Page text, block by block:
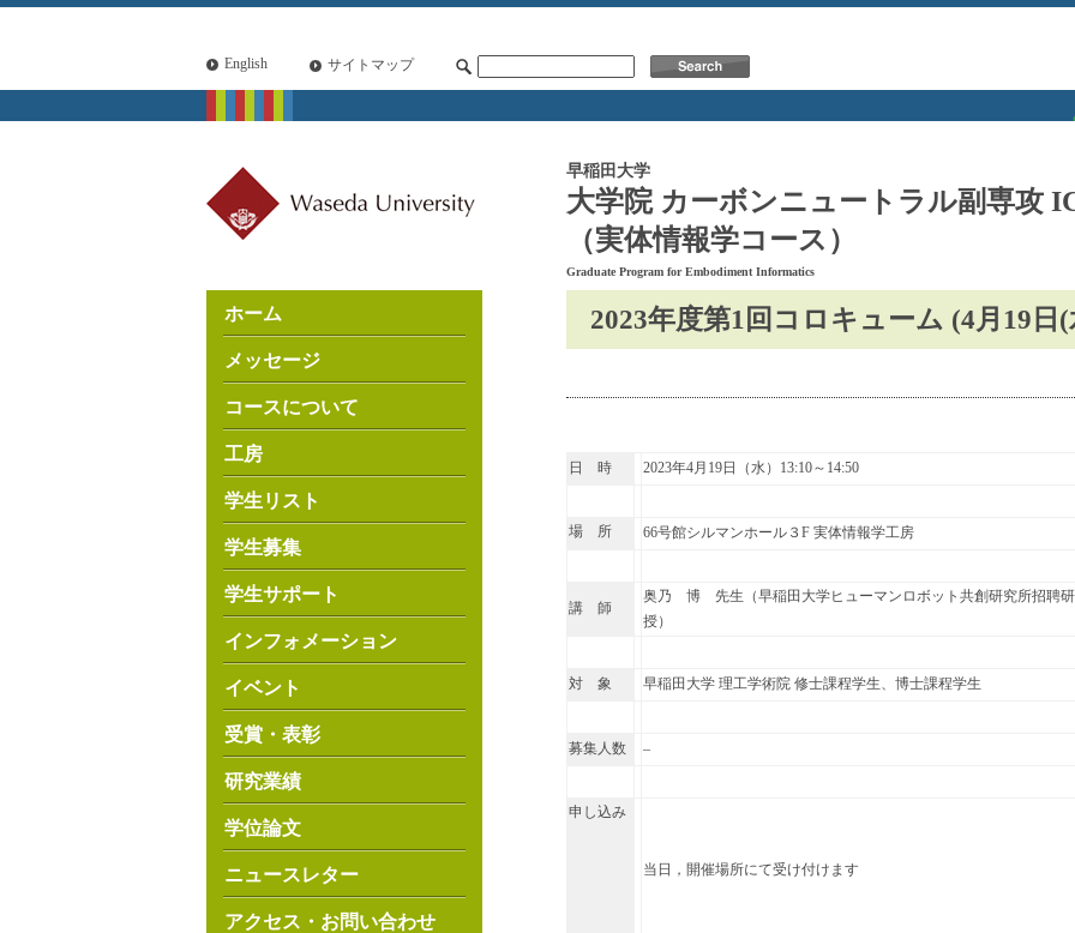
English サイトマップ
早稲田大学
大学院 カーボンニュートラル副専攻
（実体情報学コース）
Graduate Program for Embodiment Informatics
ホーム
メッセージ
コースについて
工房
学生リスト
学生募集
学生サポート
インフォメーション
イベント
受賞・表彰
研究業績
学位論文
ニュースレター
アクセス・お問い合わせ
2023年度第1回コロキューム (4月19日
日 時 2023年4月19日（水）13:10～14:50
場 所 66号館シルマンホール３F 実体情報学工房
講 師
奥乃 博 先生（早稲田大学ヒューマンロボット共創研究所招聘研
授）
対 象 早稲田大学 理工学術院 修士課程学生、博士課程学生
募集人数 –
申し込み
当日，開催場所にて受け付けます